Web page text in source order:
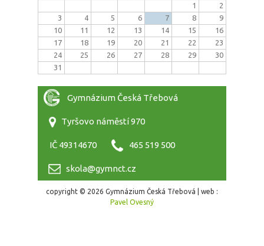
1
2
3
4 5 6 7 8
9
10
11 12 13 14 15
16
17
18 19 20 21 22
23
24
25 26 27 28 29
30
31
Gymnázium Česká Třebová
Tyršovo náměstí 970
IČ 49314670 465 519 500
skola@gymnct.cz
copyright © 2026 Gymnázium Česká Třebová | web :
Pavel Ovesný